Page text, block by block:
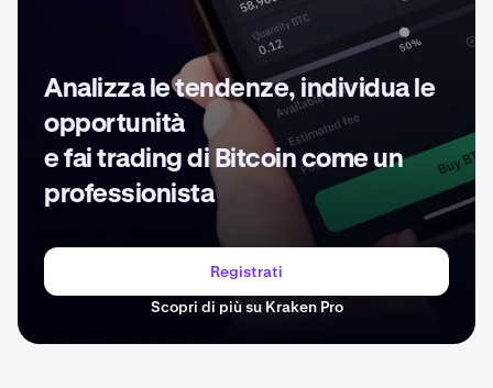
Analizza le tendenze, individua le
opportunità
e fai trading di Bitcoin come un
professionista
Registrati
Scopri di più su Kraken Pro